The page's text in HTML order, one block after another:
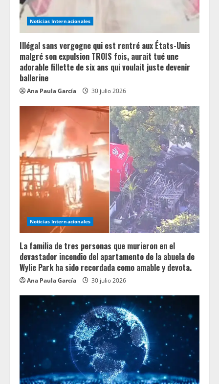
Noticias Internacionales
Illégal sans vergogne qui est rentré aux États-Unis
malgré son expulsion TROIS fois, aurait tué une
adorable fillette de six ans qui voulait juste devenir
ballerine
Ana Paula García 30 julio 2026
Noticias Internacionales
La familia de tres personas que murieron en el
devastador incendio del apartamento de la abuela de
Wylie Park ha sido recordada como amable y devota.
Ana Paula García 30 julio 2026